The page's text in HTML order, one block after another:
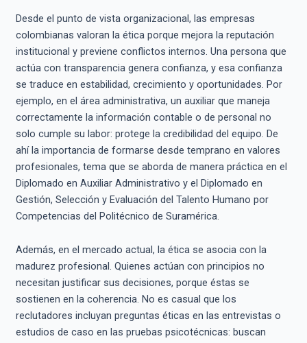
Desde el punto de vista organizacional, las empresas
colombianas valoran la ética porque mejora la reputación
institucional y previene conflictos internos. Una persona que
actúa con transparencia genera confianza, y esa confianza
se traduce en estabilidad, crecimiento y oportunidades. Por
ejemplo, en el área administrativa, un auxiliar que maneja
correctamente la información contable o de personal no
solo cumple su labor: protege la credibilidad del equipo. De
ahí la importancia de formarse desde temprano en valores
profesionales, tema que se aborda de manera práctica en el
Diplomado en Auxiliar Administrativo y el Diplomado en
Gestión, Selección y Evaluación del Talento Humano por
Competencias del Politécnico de Suramérica.
Además, en el mercado actual, la ética se asocia con la
madurez profesional. Quienes actúan con principios no
necesitan justificar sus decisiones, porque éstas se
sostienen en la coherencia. No es casual que los
reclutadores incluyan preguntas éticas en las entrevistas o
estudios de caso en las pruebas psicotécnicas: buscan